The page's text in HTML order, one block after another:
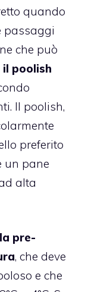
quando
passaggi
che può
poolish
Il poolish,
preferito
un pane
alta
pre-
, che deve
e che